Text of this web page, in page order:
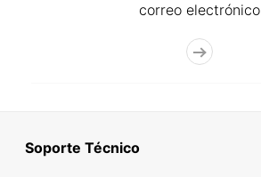
correo electrónico
Soporte Técnico